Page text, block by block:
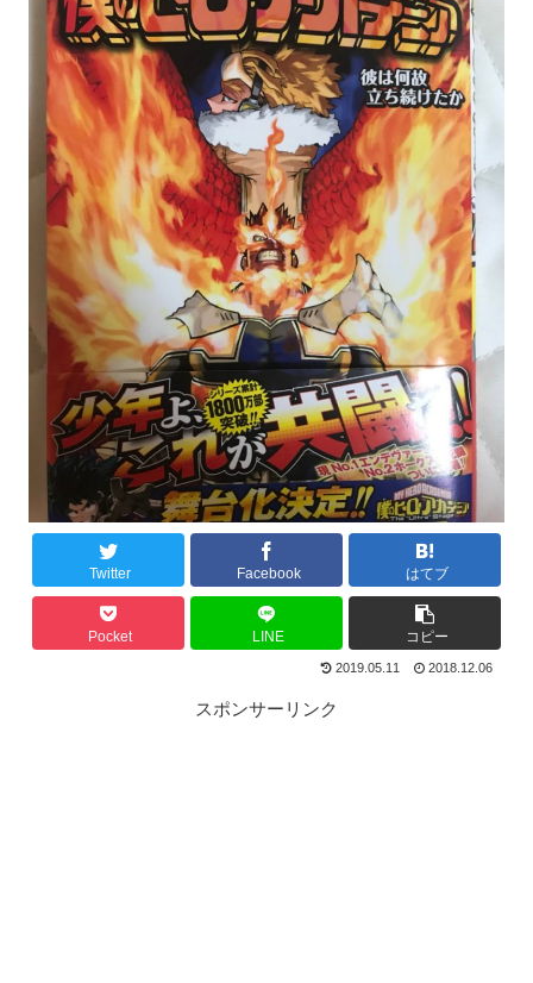
Twitter Facebook はてブ
Pocket LINE コピー
2019.05.11 2018.12.06
スポンサーリンク